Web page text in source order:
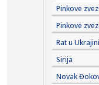
14:43:MUP
mala nepažn...
14:42:Martinu
14:41:Obratili
princip...
Pinkove
Pinkove
Rat u Ukrajini
Sirija
Novak